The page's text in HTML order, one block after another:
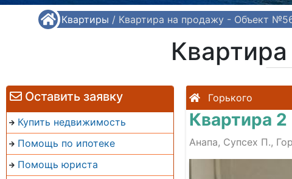
/ Квартиры / Квартира на продажу - Объект
Оставить заявку
Купить недвижимость
Помощь по ипотеке
Помощь юриста
Горького
Квартира
Анапа, Супсех П.,